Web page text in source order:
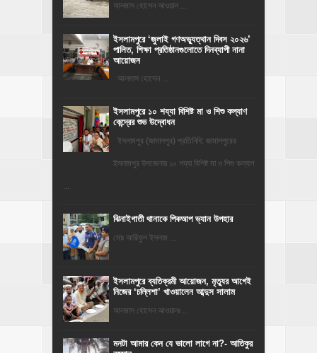
আলমাস হোসেন আওয়াল ...
‎ইসলামপুরে ‘জুলাই গণঅভ্যুত্থান দিবস ২০২৬’
পালিত, শিক্ষা প্রতিষ্ঠানগুলোতে দিনব্যাপী নানা
আয়োজন
‎​আলমাস হোসেন ...
ইসলামপুরে ১০ শয্যা বিশিষ্ট মা ও শিশু কল্যাণ
কেন্দ্রের শুভ উদ্বোধন
ইসলামপুর (জামালপুর) প্রতিনিধি: জামালপুরের
ইসলামপুর উপজেলায় ১০ শয্যা বিশিষ্ট মা ও শিশু কল্যাণ
...
ঝিনাইগাতী থানাকে পিকআপ ভ্যান উপহার
মোঃ আরিফুল ইসলাম ...
‎ইসলামপুরে ব্যতিক্রমী আয়োজন, মৃত্যুর আগেই
নিজের ‘চল্লিশা’ খাওয়ালেন আব্দুস সালাম
আলমাস হোসেন আওয়ালঃ ...
মনটা আমার কেন যে ভালো লাগে না?- আতিকুর